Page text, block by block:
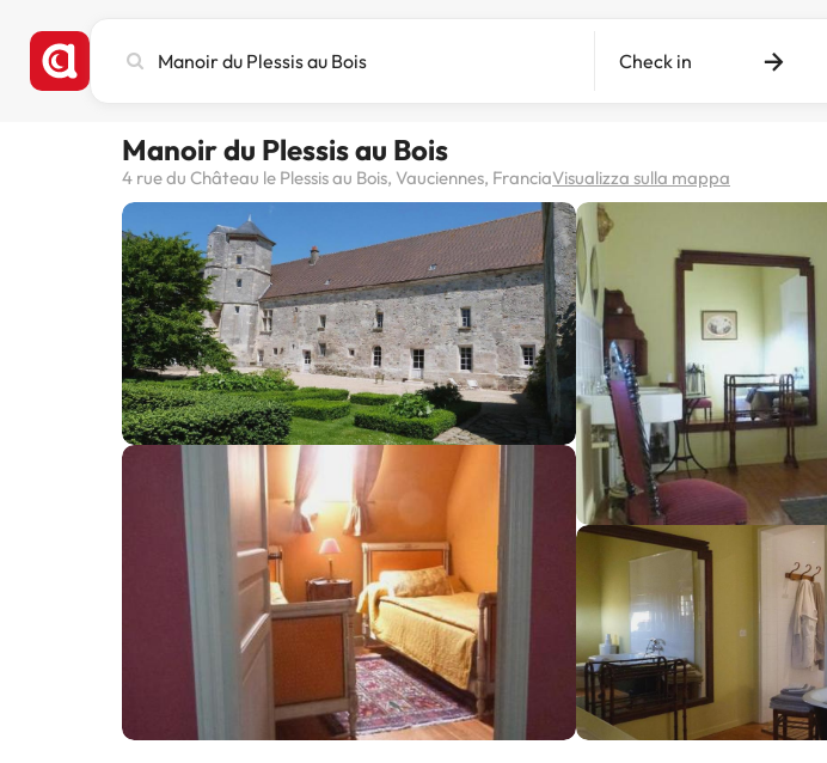
città,
destinazione
Check in
Manoir du Plessis au Bois
4 rue du Château le Plessis au Bois, Vauciennes, FranciaVisualizza sulla mappa